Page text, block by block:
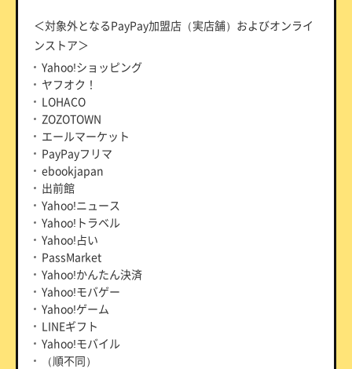
＜対象外となるPayPay加盟店（実店舗）およびオンライ
ンストア＞
Yahoo!ショッピング
ヤフオク！
LOHACO
ZOZOTOWN
エールマーケット
PayPayフリマ
ebookjapan
出前館
Yahoo!ニュース
Yahoo!トラベル
Yahoo!占い
PassMarket
Yahoo!かんたん決済
Yahoo!モバゲー
Yahoo!ゲーム
LINEギフト
Yahoo!モバイル
（順不同）